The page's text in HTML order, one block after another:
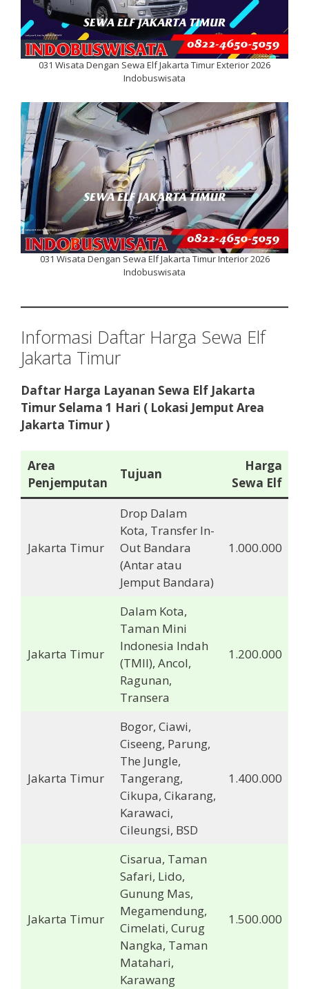
031 Wisata Dengan Sewa Elf Jakarta Timur Exterior 2026
Indobuswisata
031 Wisata Dengan Sewa Elf Jakarta Timur Interior 2026
Indobuswisata
Informasi Daftar Harga Sewa Elf
Jakarta Timur
Daftar Harga Layanan Sewa Elf Jakarta
Timur Selama 1 Hari ( Lokasi Jemput Area
Jakarta Timur )
Area
Penjemputan
Tujuan
Harga
Sewa Elf
Jakarta Timur
Drop Dalam
Kota, Transfer In-
Out Bandara
(Antar atau
Jemput Bandara)
1.000.000
Jakarta Timur
Dalam Kota,
Taman Mini
Indonesia Indah
(TMII), Ancol,
Ragunan,
Transera
1.200.000
Jakarta Timur
Bogor, Ciawi,
Ciseeng, Parung,
The Jungle,
Tangerang,
Cikupa, Cikarang,
Karawaci,
Cileungsi, BSD
1.400.000
Jakarta Timur
Cisarua, Taman
Safari, Lido,
Gunung Mas,
Megamendung,
Cimelati, Curug
Nangka, Taman
Matahari,
Karawang
1.500.000